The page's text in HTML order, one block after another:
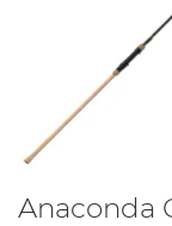
Anaconda